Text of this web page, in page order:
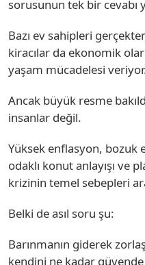
sorusunun tek bir cevabı
Bazı ev sahipleri
kiracılar da ekonomik
yaşam mücadelesi
Ancak büyük resme
insanlar değil.
Yüksek enflasyon, bozuk
odaklı konut anlayışı ve
krizinin temel sebepleri
Belki de asıl soru şu:
Barınmanın giderek
kendini ne kadar